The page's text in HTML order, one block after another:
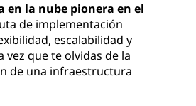
en la nube pionera en el
de implementación
escalabilidad y
vez que te olvidas de la
de una infraestructura